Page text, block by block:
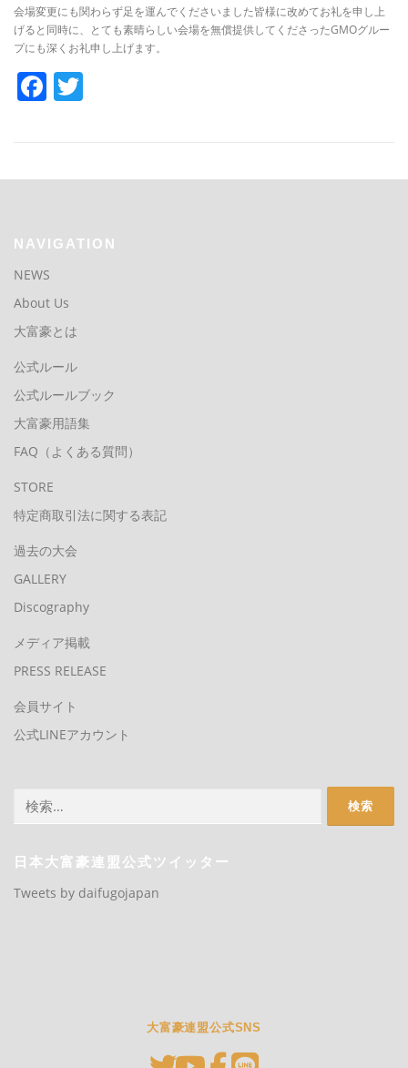
会場変更にも関わらず足を運んでくださいました皆様に改めてお礼を申し上
げると同時に、とても素晴らしい会場を無償提供してくださったGMOグルー
プにも深くお礼申し上げます。
Facebook
NAVIGATION
NEWS
About Us
大富豪とは
公式ルール
公式ルールブック
大富豪用語集
FAQ（よくある質問）
STORE
特定商取引法に関する表記
過去の大会
GALLERY
Discography
メディア掲載
PRESS RELEASE
会員サイト
公式LINEアカウント
索:
日本大富豪連盟公式ツイッター
Tweets by daifugojapan
大富豪連盟公式SNS